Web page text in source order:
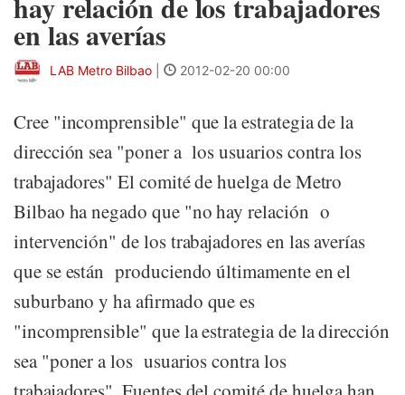
en las averías
LAB Metro Bilbao 2012-02-20 00:00
Cree "incomprensible" que la estrategia de la
dirección sea "poner a los usuarios contra los
trabajadores" El comité de huelga de Metro
Bilbao ha negado que "no hay relación o
intervención" de los trabajadores en las averías
que se están produciendo últimamente en el
suburbano y ha afirmado que es
"incomprensible" que la estrategia de la dirección
sea "poner a los usuarios contra los